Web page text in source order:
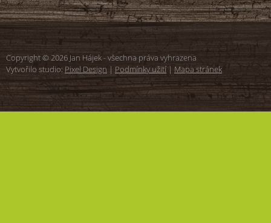
Copyright © 2026 Jan Hájek - všechna práva vyhrazena
Vytvořilo studio: Pixel Design | Podmínky užití | Mapa stránek